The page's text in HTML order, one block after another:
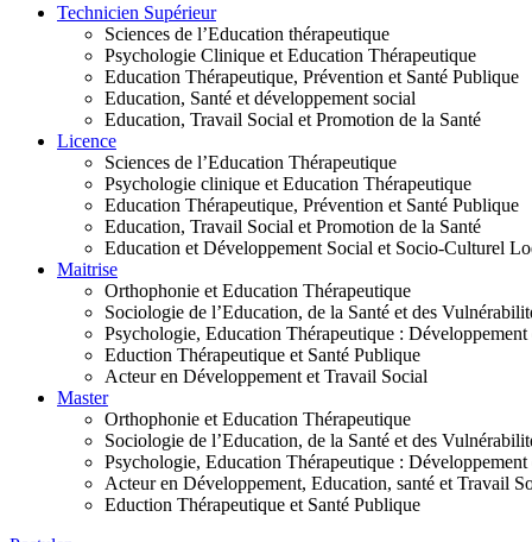
Technicien Supérieur
Sciences de l’Education thérapeutique
Psychologie Clinique et Education Thérapeutique
Education Thérapeutique, Prévention et Santé Publique
Education, Santé et développement social
Education, Travail Social et Promotion de la Santé
Licence
Sciences de l’Education Thérapeutique
Psychologie clinique et Education Thérapeutique
Education Thérapeutique, Prévention et Santé Publique
Education, Travail Social et Promotion de la Santé
Education et Développement Social et Socio-Culturel
Maitrise
Orthophonie et Education Thérapeutique
Sociologie de l’Education, de la Santé et des
Psychologie, Education Thérapeutique :
Eduction Thérapeutique et Santé Publique
Acteur en Développement et Travail Social
Master
Orthophonie et Education Thérapeutique
Sociologie de l’Education, de la Santé et des
Psychologie, Education Thérapeutique :
Acteur en Développement, Education, santé et Travail
Eduction Thérapeutique et Santé Publique